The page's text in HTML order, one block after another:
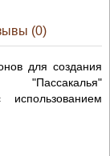
(0)
для создания